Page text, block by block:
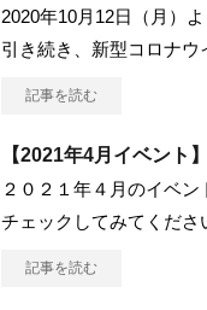
2020年10月12日（月）
引き続き、新型コロナウ
記事を読む
【2021年4月イベント
２０２１年４月のイベン
チェックしてみてくだ
記事を読む